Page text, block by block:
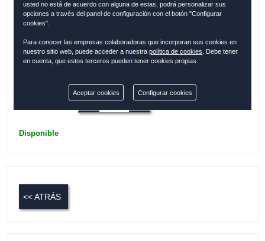
Referencia: CAD1239
única
Disponible
<< ATRÁS
usted no está de acuerdo con alguna de estas, podrá personalizar sus
opciones a través del panel de configuración con el botón "Configurar
cookies".
Para conocer las empresas colaboradoras que incorporan sus cookies en
nuestro sitio web, puede acceder a nuestrapolítica de cookies
. Debe tener
en cuenta, que estos terceros pueden tener cookies propias.
Aceptar cookies Configurar cookies